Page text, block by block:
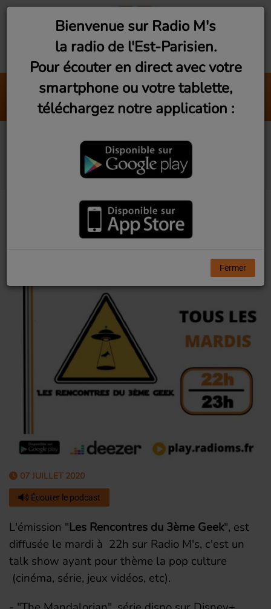
Dreams
Fleetwood Mac
Les Rencontres du
3ème Geek #1
07 JUILLET 2020
Écouter le podcast
L'émission "Les Rencontres du 3ème Geek", est
diffusée le mardi à 22h sur Radio M's, c'est un
talk show ayant pour thème la pop culture
(cinéma, série, jeux vidéos, etc).
Bienvenue sur Radio M's
la radio de l'Est-Parisien.
Pour écouter en direct avec votre
smartphone ou votre tablette,
téléchargez notre application :
Fermer